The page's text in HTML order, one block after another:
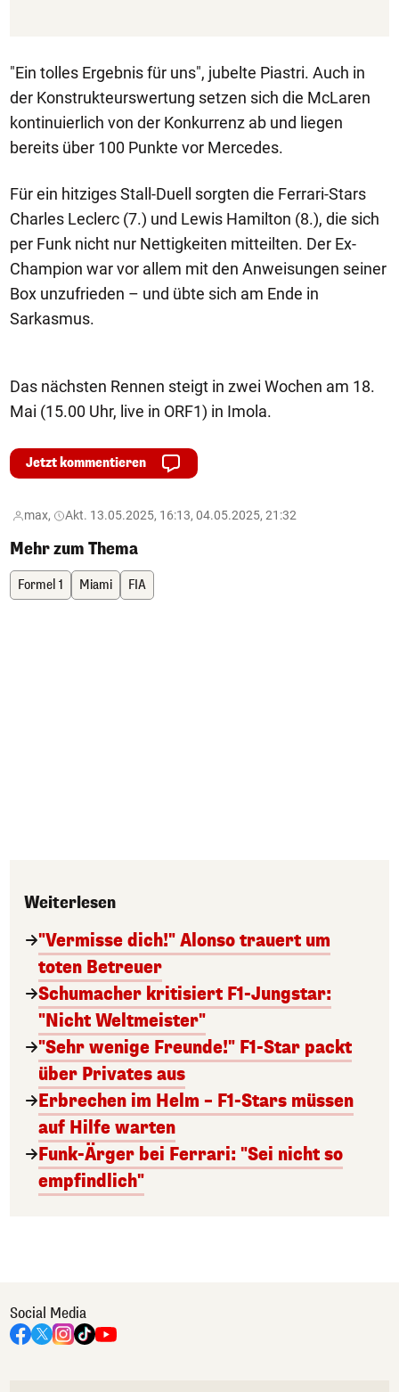
"Ein tolles Ergebnis für uns", jubelte Piastri. Auch in
der Konstrukteurswertung setzen sich die McLaren
kontinuierlich von der Konkurrenz ab und liegen
bereits über 100 Punkte vor Mercedes.
Für ein hitziges Stall-Duell sorgten die Ferrari-Stars
Charles Leclerc (7.) und Lewis Hamilton (8.), die sich
per Funk nicht nur Nettigkeiten mitteilten. Der Ex-
Champion war vor allem mit den Anweisungen seiner
Box unzufrieden – und übte sich am Ende in
Sarkasmus.
Das nächsten Rennen steigt in zwei Wochen am 18.
Mai (15.00 Uhr, live in ORF1) in Imola.
Jetzt kommentieren
max, Akt. 13.05.2025, 16:13, 04.05.2025, 21:32
Mehr zum Thema
Formel 1 Miami FIA
Weiterlesen
"Vermisse dich!" Alonso trauert um
toten Betreuer
Schumacher kritisiert F1-Jungstar:
"Nicht Weltmeister"
"Sehr wenige Freunde!" F1-Star packt
über Privates aus
Erbrechen im Helm – F1-Stars müssen
auf Hilfe warten
Funk-Ärger bei Ferrari: "Sei nicht so
empfindlich"
Social Media